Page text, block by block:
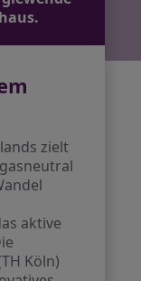
zielt
aktive
Köln)